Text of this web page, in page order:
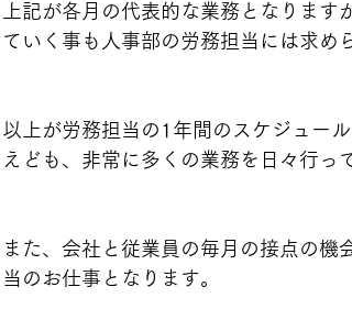
上記が各月の代表的な業務となりま
ていく事も人事部の労務担当には求め
以上が労務担当の1年間のスケジュー
えども、非常に多くの業務を日々行っ
また、会社と従業員の毎月の接点の機
当のお仕事となります。